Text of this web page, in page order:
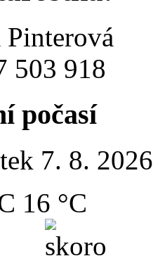
503 918
počasí
7. 8. 2026
16 °C